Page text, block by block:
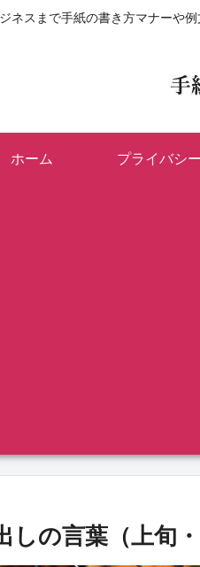
ネスまで手紙の書き方マナーや
ホーム プライバシ
の言葉（上旬・